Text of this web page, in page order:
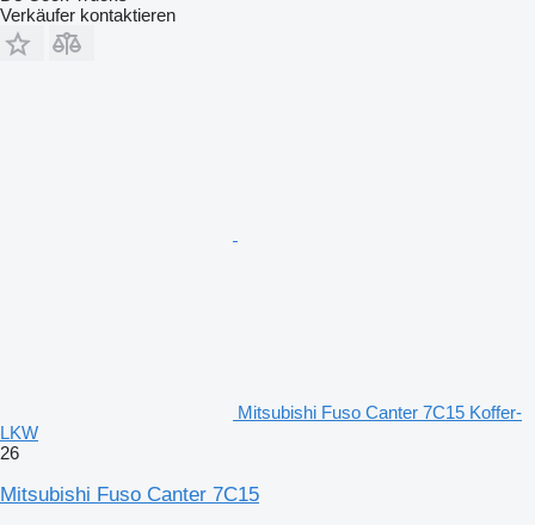
Verkäufer kontaktieren
Mitsubishi Fuso Canter 7C15 Koffer-
LKW
26
Mitsubishi Fuso Canter 7C15